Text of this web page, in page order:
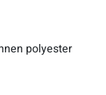
polyester